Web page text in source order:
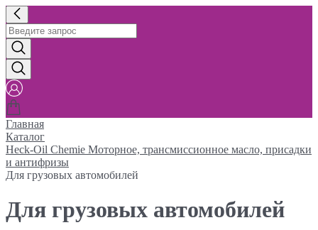
Главная
Каталог
Heck-Oil Chemie Моторное, трансмиссионное масло, присадки
и антифризы
Для грузовых автомобилей
Для грузовых автомобилей